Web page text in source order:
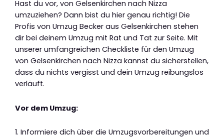
Hast du vor, von Gelsenkirchen nach Nizza
umzuziehen? Dann bist du hier genau richtig! Die
Profis von Umzug Becker aus Gelsenkirchen stehen
dir bei deinem Umzug mit Rat und Tat zur Seite. Mit
unserer umfangreichen Checkliste für den Umzug
von Gelsenkirchen nach Nizza kannst du sicherstellen,
dass du nichts vergisst und dein Umzug reibungslos
verläuft.
Vor dem Umzug:
1. Informiere dich über die Umzugsvorbereitungen und